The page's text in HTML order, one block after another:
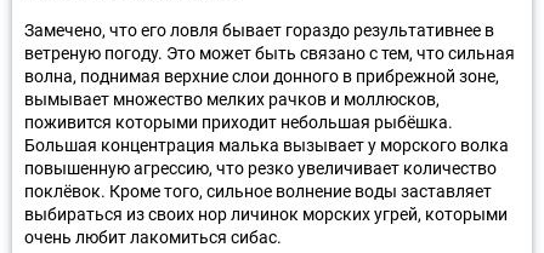
Замечено, что его ловля бывает гораздо результативнее в
ветреную погоду. Это может быть связано с тем, что сильная
волна, поднимая верхние слои донного в прибрежной зоне,
вымывает множество мелких рачков и моллюсков,
поживится которыми приходит небольшая рыбёшка.
Большая концентрация малька вызывает у морского волка
повышенную агрессию, что резко увеличивает количество
поклёвок. Кроме того, сильное волнение воды заставляет
выбираться из своих нор личинок морских угрей, которыми
очень любит лакомиться сибас.